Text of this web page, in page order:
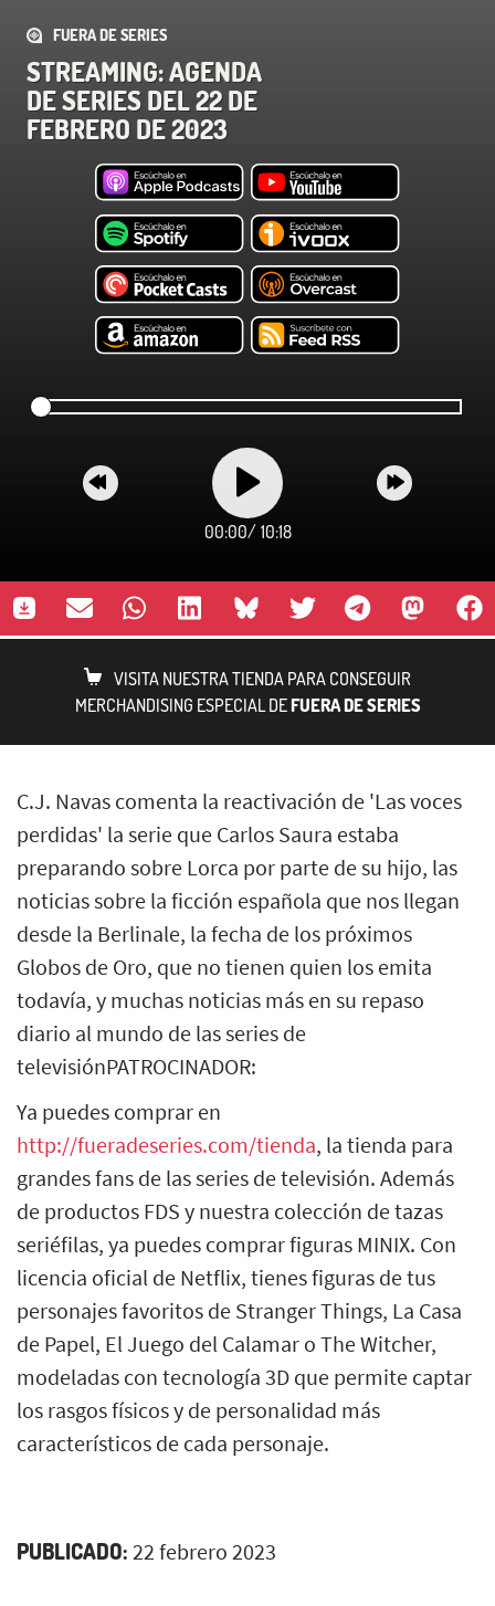
FUERA DE SERIES
STREAMING: AGENDA
DE SERIES DEL 22 DE
FEBRERO DE 2023
00:00/ 10:18
VISITA NUESTRA TIENDA PARA CONSEGUIR
MERCHANDISING ESPECIAL DEFUERA DE SERIES
C.J. Navas comenta la reactivación de 'Las voces
perdidas' la serie que Carlos Saura estaba
preparando sobre Lorca por parte de su hijo, las
noticias sobre la ficción española que nos llegan
desde la Berlinale, la fecha de los próximos
Globos de Oro, que no tienen quien los emita
todavía, y muchas noticias más en su repaso
diario al mundo de las series de
televisiónPATROCINADOR:
Ya puedes comprar en
http://fueradeseries.com/tienda, la tienda para
grandes fans de las series de televisión. Además
de productos FDS y nuestra colección de tazas
seriéfilas, ya puedes comprar figuras MINIX. Con
licencia oficial de Netflix, tienes figuras de tus
personajes favoritos de Stranger Things, La Casa
de Papel, El Juego del Calamar o The Witcher,
modeladas con tecnología 3D que permite captar
los rasgos físicos y de personalidad más
característicos de cada personaje.
PUBLICADO: 22 febrero 2023